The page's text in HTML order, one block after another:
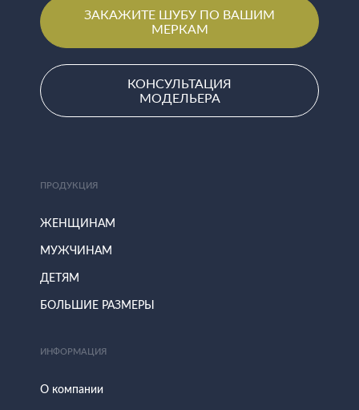
ЗАКАЖИТЕ ШУБУ ПО ВАШИМ
МЕРКАМ
КОНСУЛЬТАЦИЯ
МОДЕЛЬЕРА
ПРОДУКЦИЯ
ЖЕНЩИНАМ
МУЖЧИНАМ
ДЕТЯМ
БОЛЬШИЕ РАЗМЕРЫ
ИНФОРМАЦИЯ
О компании